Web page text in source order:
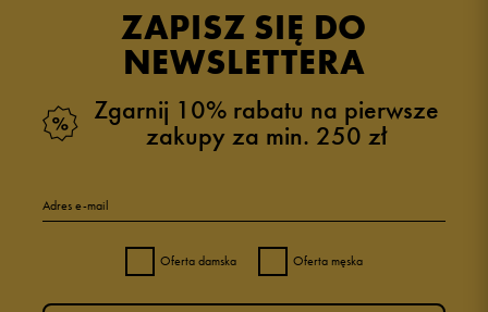
ZAPISZ SIĘ DO
NEWSLETTERA
Zgarnij 10% rabatu na pierwsze
zakupy za min. 250 zł
Adres e-mail
Oferta damska Oferta męska